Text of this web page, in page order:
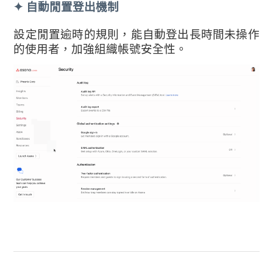
✦ 自動閒置登出機制
設定閒置逾時的規則，能自動登出長時間未操作
的使用者，加強組織帳號安全性。